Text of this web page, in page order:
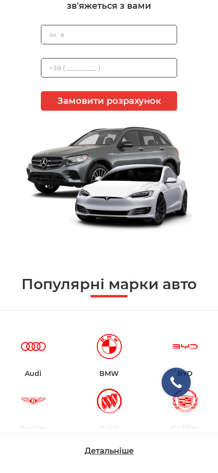
зв'яжеться з вами
Замовити розрахунок
Популярні марки авто
Audi BMW BYD
Bentley Buick Cadillac
Детальніше